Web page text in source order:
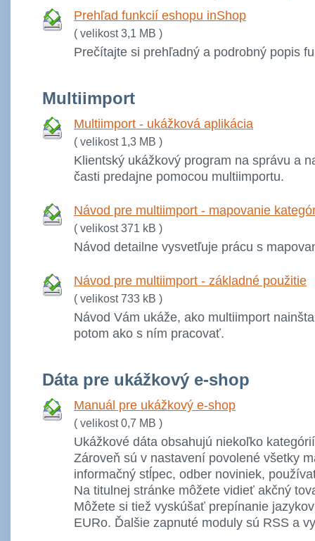
Prehľad funkcií eshopu inShop
( velikost 3,1 MB )
Prečítajte si prehľadný a podrobný popis
Multiimport
Multiimport - ukážková aplikácia
( velikost 1,3 MB )
Klientský ukážkový program na správu a
časti predajne pomocou multiimportu.
Návod pre multiimport - mapovanie
( velikost 371 kB )
Návod detailne vysvetľuje prácu s
Návod pre multiimport - základné použitie
( velikost 733 kB )
Návod Vám ukáže, ako multiimport
potom ako s ním pracovať.
Dáta pre ukážkový e-shop
Manuál pre ukážkový e-shop
( velikost 0,7 MB )
Ukážkové dáta obsahujú niekoľko
Zároveň sú v nastavení povolené všetky
informačný stĺpec, odber noviniek,
Na titulnej stránke môžete vidieť akčný
Môžete si tiež vyskúšať prepínanie
EURo. Ďalšie zapnuté moduly sú RSS a